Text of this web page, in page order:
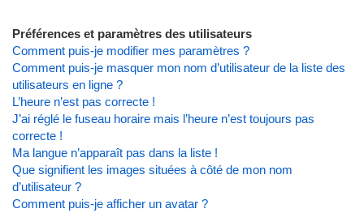
Préférences et paramètres des utilisateurs
Comment puis-je modifier mes paramètres ?
Comment puis-je masquer mon nom d’utilisateur de la liste des
utilisateurs en ligne ?
L’heure n’est pas correcte !
J’ai réglé le fuseau horaire mais l’heure n’est toujours pas
correcte !
Ma langue n’apparaît pas dans la liste !
Que signifient les images situées à côté de mon nom
d’utilisateur ?
Comment puis-je afficher un avatar ?